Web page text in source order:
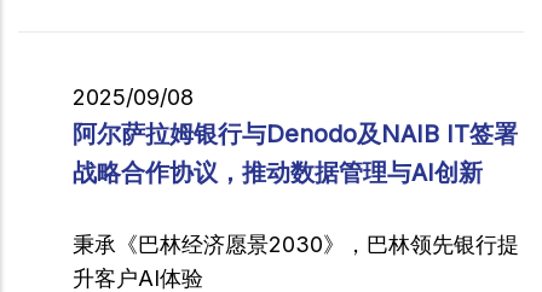
2025/09/08
阿尔萨拉姆银行与Denodo及NAIB IT签署
战略合作协议，推动数据管理与AI创新
秉承《巴林经济愿景2030》，巴林领先银行提
升客户AI体验